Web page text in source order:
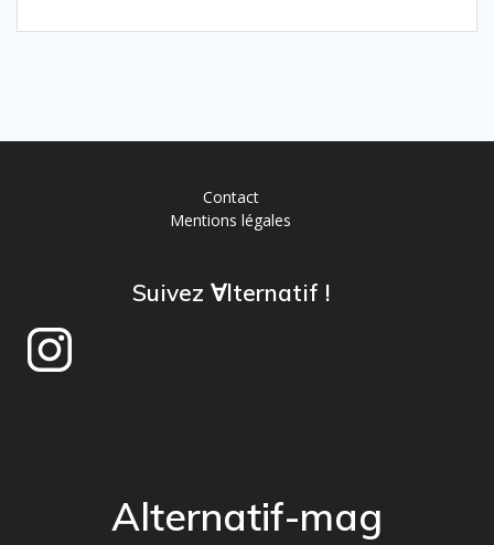
Contact
Mentions légales
Suivez ∀lternatif !
Alternatif-mag